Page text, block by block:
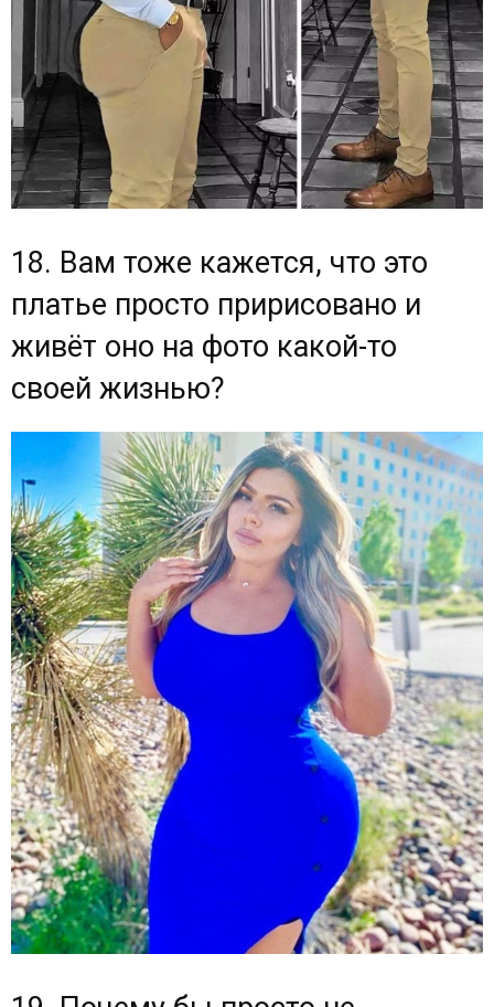
18. Вам тоже кажется, что это
платье просто пририсовано и
живёт оно на фото какой-то
своей жизнью?